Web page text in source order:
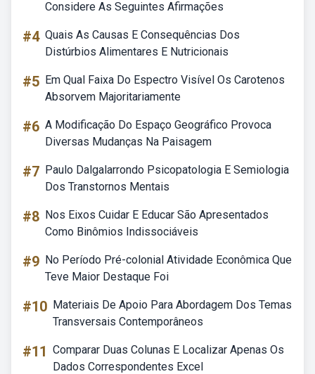
Considere As Seguintes Afirmações
#4 Quais As Causas E Consequências Dos
Distúrbios Alimentares E Nutricionais
#5 Em Qual Faixa Do Espectro Visível Os Carotenos
Absorvem Majoritariamente
#6 A Modificação Do Espaço Geográfico Provoca
Diversas Mudanças Na Paisagem
#7 Paulo Dalgalarrondo Psicopatologia E Semiologia
Dos Transtornos Mentais
#8 Nos Eixos Cuidar E Educar São Apresentados
Como Binômios Indissociáveis
#9 No Período Pré-colonial Atividade Econômica Que
Teve Maior Destaque Foi
#10 Materiais De Apoio Para Abordagem Dos Temas
Transversais Contemporâneos
#11 Comparar Duas Colunas E Localizar Apenas Os
Dados Correspondentes Excel